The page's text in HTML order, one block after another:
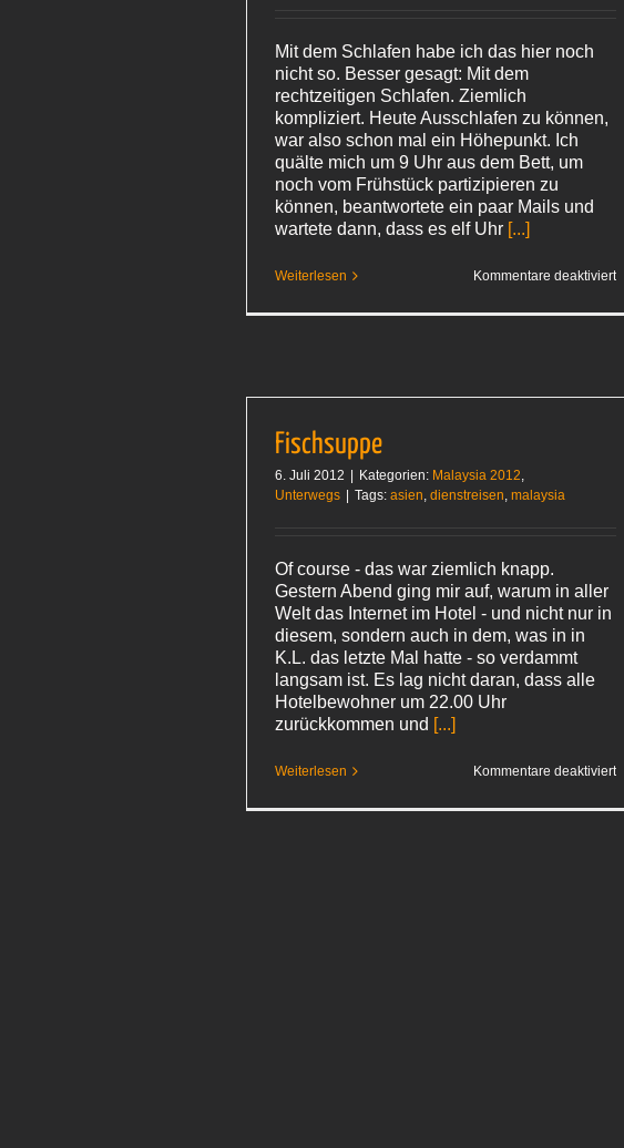
Mit dem Schlafen habe ich das hier noch
nicht so. Besser gesagt: Mit dem
rechtzeitigen Schlafen. Ziemlich
kompliziert. Heute Ausschlafen zu können,
war also schon mal ein Höhepunkt. Ich
quälte mich um 9 Uhr aus dem Bett, um
noch vom Frühstück partizipieren zu
können, beantwortete ein paar Mails und
wartete dann, dass es elf Uhr [...]
Weiterlesen Kommentare deaktiviertfür
Fischsuppe
6. Juli 2012 Kategorien: Malaysia 2012,
Unterwegs
Tags: asien, dienstreisen, malaysia
Of course - das war ziemlich knapp.
Gestern Abend ging mir auf, warum in aller
Welt das Internet im Hotel - und nicht nur in
diesem, sondern auch in dem, was in in
K.L. das letzte Mal hatte - so verdammt
langsam ist. Es lag nicht daran, dass alle
Hotelbewohner um 22.00 Uhr
zurückkommen und [...]
Weiterlesen Kommentare deaktiviertfür